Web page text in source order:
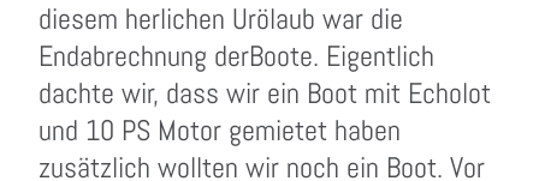
diesem herlichen Urölaub war die
Endabrechnung derBoote. Eigentlich
dachte wir, dass wir ein Boot mit Echolot
und 10 PS Motor gemietet haben
zusätzlich wollten wir noch ein Boot. Vor